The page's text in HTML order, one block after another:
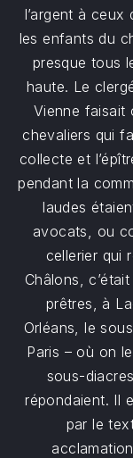
l’argent à ceux
les enfants du
presque tous
haute. Le
Vienne faisait
chevaliers qui
collecte et
pendant la
laudes
avocats, ou
cellerier qui
Châlons,
prêtres, à
Orléans, le
Paris – où on
sous-
répondaient. Il
par le